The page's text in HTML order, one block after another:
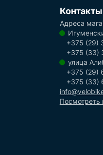
Контакты
Адреса
+375 (29)
+375 (33)
улица
+375 (29)
+375 (33)
Посмотреть